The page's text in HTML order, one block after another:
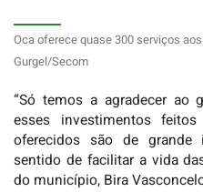
Oca oferece quase 300 serviços
Gurgel/Secom
“Só temos a agradecer ao
esses investimentos
oferecidos são de grande
sentido de facilitar a vida
do município, Bira